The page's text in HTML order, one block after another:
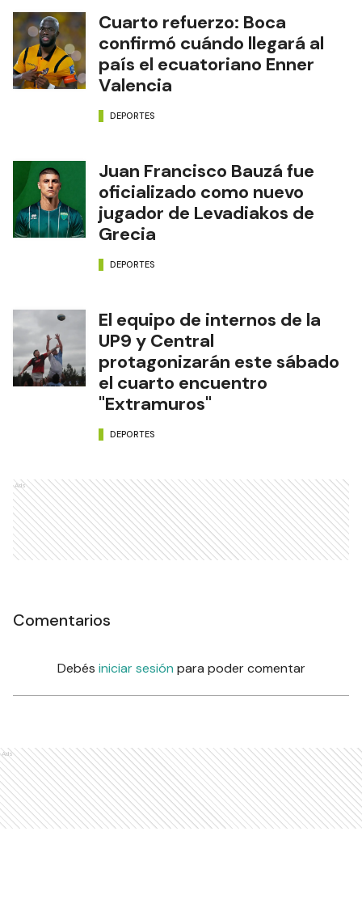
Cuarto refuerzo: Boca
confirmó cuándo llegará al
país el ecuatoriano Enner
Valencia
DEPORTES
Juan Francisco Bauzá fue
oficializado como nuevo
jugador de Levadiakos de
Grecia
DEPORTES
El equipo de internos de la
UP9 y Central
protagonizarán este sábado
el cuarto encuentro
"Extramuros"
DEPORTES
Ads
Comentarios
Debés iniciar sesión para poder comentar
Ads